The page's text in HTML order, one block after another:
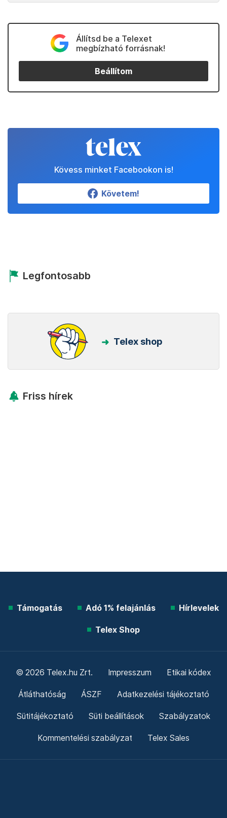
Állítsd be a Telexet
megbízható forrásnak!
Beállítom
Kövess minket Facebookon is!
Követem!
Legfontosabb
Telex shop
Friss hírek
Támogatás Adó 1% felajánlás Hírlevelek
Telex Shop
© 2026 Telex.hu Zrt. Impresszum Etikai kódex
Átláthatóság ÁSZF Adatkezelési tájékoztató
Sütitájékoztató Süti beállítások Szabályzatok
Kommentelési szabályzat Telex Sales